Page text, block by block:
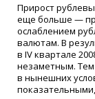
Прирост
еще больше —
ослаблением
валютам. В
в IV квартале
незаметным.
в нынешних